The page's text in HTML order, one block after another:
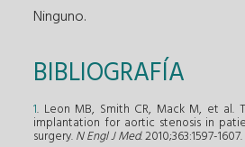
Ninguno.
BIBLIOGRAFÍA
1. Leon MB, Smith CR, Mack M, et al.
implantation for aortic stenosis in
surgery.N Engl J Med. 2010;363:1597-1607.